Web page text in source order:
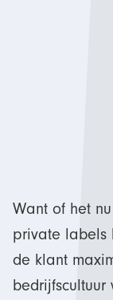
Want of het
private labels
de klant
bedrijfscultuur